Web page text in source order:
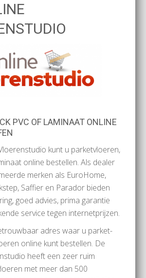
PVC OF LAMINAAT ONLINE
kunt u parketvloeren,
online bestellen. Als dealer
merken als EuroHome,
Saffier en Parador bieden
goed advies, prima garantie
service tegen internetprijzen.
adres waar u parket-
online kunt bestellen. De
heeft een zeer ruim
met meer dan 500